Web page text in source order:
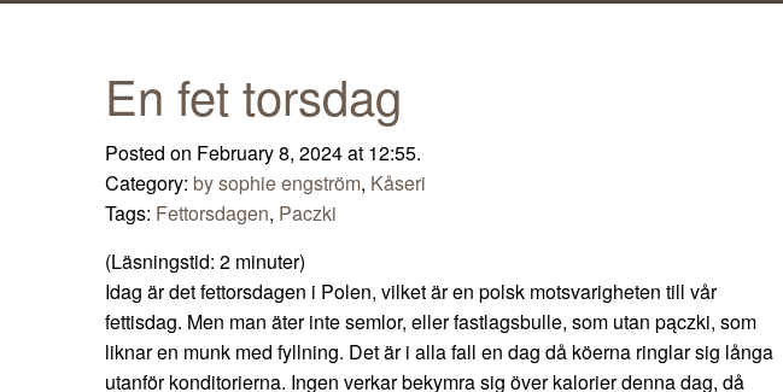
En fet torsdag
Posted on February 8, 2024 at 12:55.
Category: by sophie engström, Kåseri
Tags: Fettorsdagen, Paczki
(Läsningstid: 2 minuter)
Idag är det fettorsdagen i Polen, vilket är en polsk motsvarigheten till vår
fettisdag. Men man äter inte semlor, eller fastlagsbulle, som utan pączki, som
liknar en munk med fyllning. Det är i alla fall en dag då köerna ringlar sig långa
utanför konditorierna. Ingen verkar bekymra sig över kalorier denna dag, då